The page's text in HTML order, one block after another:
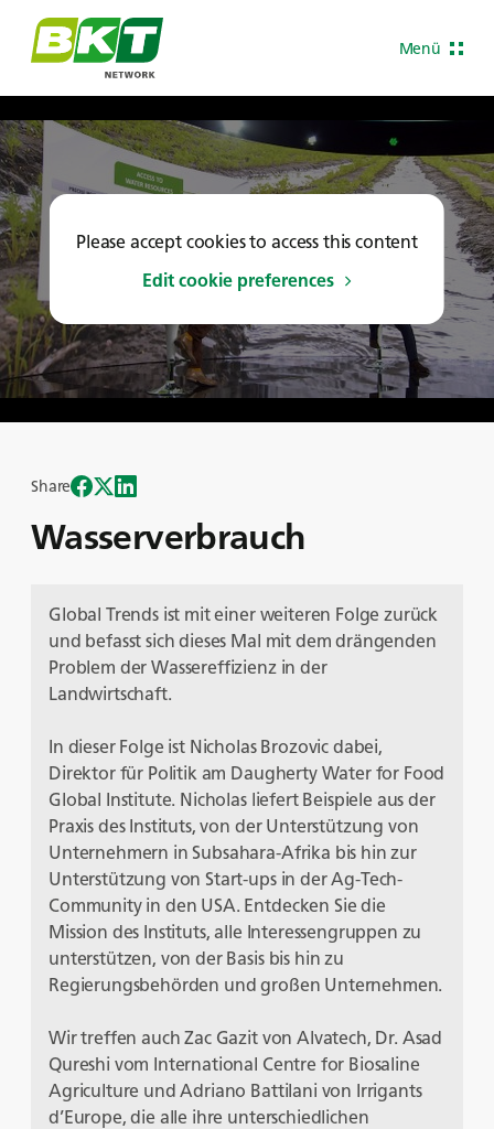
Menü
Please accept cookies to access this content
Edit cookie preferences
Wasserverbrauch
Share
Global Trends ist mit einer weiteren Folge zurück
und befasst sich dieses Mal mit dem drängenden
Problem der Wassereffizienz in der
Landwirtschaft.
In dieser Folge ist Nicholas Brozovic dabei,
Direktor für Politik am Daugherty Water for Food
Global Institute. Nicholas liefert Beispiele aus der
Praxis des Instituts, von der Unterstützung von
Unternehmern in Subsahara-Afrika bis hin zur
Unterstützung von Start-ups in der Ag-Tech-
Community in den USA. Entdecken Sie die
Mission des Instituts, alle Interessengruppen zu
unterstützen, von der Basis bis hin zu
Regierungsbehörden und großen Unternehmen.
Wir treffen auch Zac Gazit von Alvatech, Dr. Asad
Qureshi vom International Centre for Biosaline
Agriculture und Adriano Battilani von Irrigants
d’Europe, die alle ihre unterschiedlichen